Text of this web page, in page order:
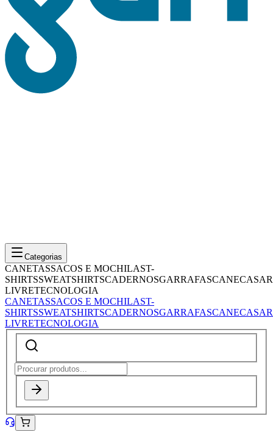
Categorias
CANETASSACOS E MOCHILAST-
SHIRTSSWEATSHIRTSCADERNOSGARRAFASCANECASAR
LIVRETECNOLOGIA
CANETASSACOS E MOCHILAST-
SHIRTSSWEATSHIRTSCADERNOSGARRAFASCANECASAR
LIVRETECNOLOGIA